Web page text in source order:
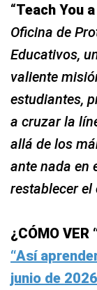
“Teach You
Oficina de
Educativos,
valiente
estudiantes,
a cruzar la
allá de los
ante nada en
restablecer el
¿CÓMO VER
“Así
junio de